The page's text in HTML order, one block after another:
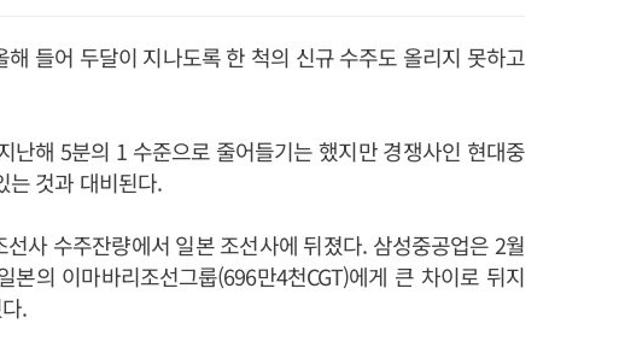
들어 두달이 지나도록 한 척의 신규 수주도 올리지 못하고
난해 5분의 1 수준으로 줄어들기는 했지만 경쟁사인 현대중
는 것과 대비된다.
사 수주잔량에서 일본 조선사에 뒤졌다. 삼성중공업은 2월
본의 이마바리조선그룹(696만4천CGT)에게 큰 차이로 뒤지
.